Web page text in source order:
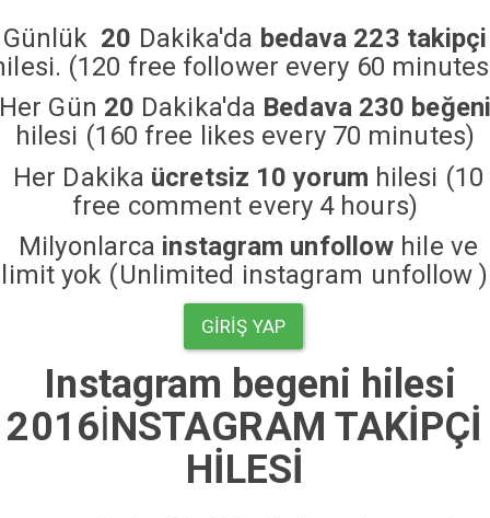
Günlük 20 Dakika'da bedava 223 takipçi
(120 free follower every 60
Her Gün 20 Dakika'da Bedava 230 beğeni
hilesi (160 free likes every 70 minutes)
Her Dakika ücretsiz 10 yorum hilesi (10
free comment every 4 hours)
Milyonlarca instagram unfollow hile ve
limit yok (Unlimited instagram unfollow )
GIRIŞ YAP
Instagram begeni hilesi
2016İNSTAGRAM TAKİPÇİ
HİLESİ